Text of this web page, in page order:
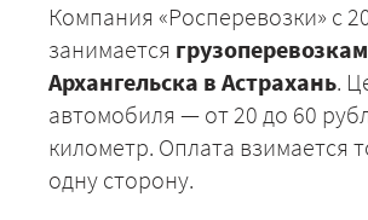
Компания «Росперевозки» с
занимается
Архангельска в Астрахань.
автомобиля — от 20 до 60
километр. Оплата взимается
одну сторону.